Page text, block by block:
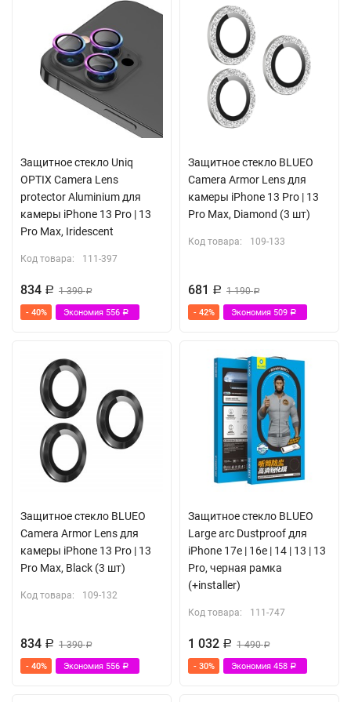
Защитное стекло Uniq
OPTIX Camera Lens
protector Aluminium для
камеры iPhone 13 Pro | 13
Pro Max, Iridescent
Код товара: 111-397
834 Р 1 390Р
- 40% Экономия 556 Р
Защитное стекло BLUEO
Camera Armor Lens для
камеры iPhone 13 Pro | 13
Pro Max, Diamond (3 шт)
Код товара: 109-133
681 Р 1 190Р
- 42% Экономия 509 Р
Защитное стекло BLUEO
Camera Armor Lens для
камеры iPhone 13 Pro | 13
Pro Max, Black (3 шт)
Код товара: 109-132
834 Р 1 390Р
- 40% Экономия 556 Р
Защитное стекло BLUEO
Large arc Dustproof для
iPhone 17e | 16e | 14 | 13 | 13
Pro, черная рамка
(+installer)
Код товара: 111-747
1 032 Р 1 490Р
- 30% Экономия 458 Р